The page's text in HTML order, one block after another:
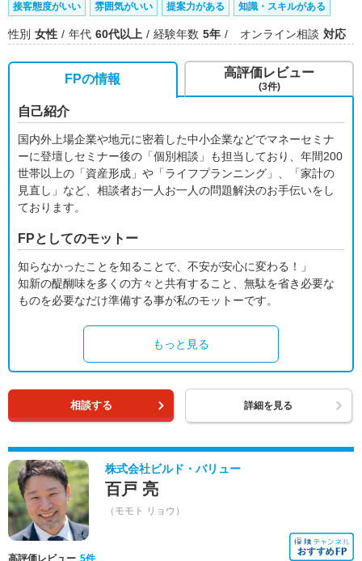
接客態度がいい 雰囲気がいい 提案力がある 知識・スキルがある
性別 女性 年代 60代以上 経験年数 5年 オンライン相談 対応
FPの情報
自己紹介
国内外上場企業や地元に密着した中小企業などでマネーセミナ
ーに登壇しセミナー後の「個別相談」も担当しており、年間200
世帯以上の「資産形成」や「ライフプランニング」、「家計の
見直し」など、相談者お一人お一人の問題解決のお手伝いをし
ております。
FPとしてのモットー
知らなかったことを知ることで、不安が安心に変わる！」
知新の醍醐味を多くの方々と共有すること、無駄を省き必要な
ものを必要なだけ準備する事が私のモットーです。
もっと見る
高評価レビュー
(3件)
相談する 詳細を見る
株式会社ビルド・バリュー
百戸 亮
（モモト リョウ）
高評価レビュー 5件